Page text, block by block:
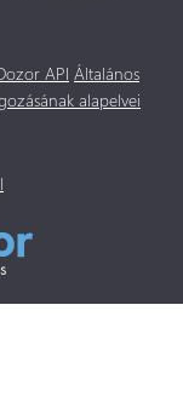
API Általános
alapelvei